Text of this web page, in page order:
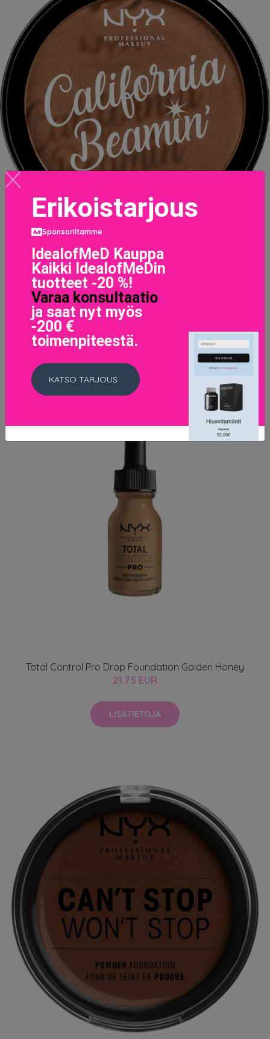
California Beamin' Face & Body Bronzer, NYX
Professional Makeup Aurinkopuuteri
14.5 EUR
LISÄTIETOJA
Total Control Pro Drop Foundation Golden Honey
21.75 EUR
LISÄTIETOJA
Erikoistarjous
Sponsoriltamme
IdealofMeD Kauppa
Kaikki IdealofMeDin
tuotteet -20 %!
Varaa konsultaatio
ja saat nyt myös
-200 €
toimenpiteestä.
KATSO TARJOUS